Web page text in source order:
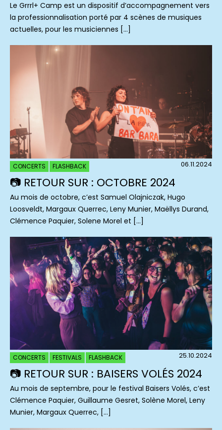
Le Grrrl+ Camp est un dispositif d’accompagnement vers
la professionnalisation porté par 4 scènes de musiques
actuelles, pour les musiciennes […]
CONCERTS FLASHBACK 06.11.2024
📷 RETOUR SUR : OCTOBRE 2024
Au mois de octobre, c’est Samuel Olajniczak, Hugo
Loosveldt, Margaux Querrec, Leny Munier, Maëllys Durand,
Clémence Paquier, Solene Morel et […]
CONCERTS FESTIVALS FLASHBACK 25.10.2024
📷 RETOUR SUR : BAISERS VOLÉS 2024
Au mois de septembre, pour le festival Baisers Volés, c’est
Clémence Paquier, Guillaume Gesret, Solène Morel, Leny
Munier, Margaux Querrec, […]